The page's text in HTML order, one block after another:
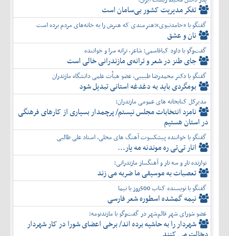
تفكر مديريت کشور بی‌سامان است
گفتگو با «حامدنبوی»؛هنرمندی که هنرش را به خانه‌های مردم برده است
نان و عشق
گفت‌وگو با داود کیاقاسمی؛ شاعر، ترانه سرا و خواننده
جای طنز در شعر و ترانه‌ی مازندرانی خالی است
گفتگو با دکتر محمدرضا طبیبی، عضو هیأت علمی دانشگاه مازندران
بومگردی باید به دغدغه استانی تبدیل شود
مدیرکل کتابخانه های عمومی مازندران:
نامزد انتخابات مجلس نیستم/ پرچمدار بسیاری از کارهای فرهنگی
در استان هستیم
گفتگو با خواننده پیشکسوت آهنگ های محلی، استاد علی طالبی
انار تی‌تی ره موندنه مه یار...
نوازنده تار و سه تار و آهنگساز مازندرانی:
تعصبات به موسیقی ما ضربه می زند
گفتگو با نویسنده کتاب 500روز با نیما
نیمه گمشده اسطوره شعر فارسی
عضو شورای شهر قائم‌شهر در گفت‌و‌گو با مازندنومه:
شهردار را به حاشیه برده اند/ برخی اعضای شورا در کار شهردار